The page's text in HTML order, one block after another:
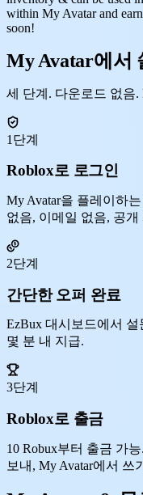
within My Avatar and
soon!
My Avatar에서
세 단계. 다운로드 없음.
1단계
Roblox로 로그인
My Avatar을 플레이하
없음, 이메일 없음, 공개
2단계
간단한 오퍼 완료
EzBux 대시보드에서
몇 분 내 지급.
3단계
Roblox로 출금
10 Robux부터 출금 가
보내, My Avatar에서 쓰